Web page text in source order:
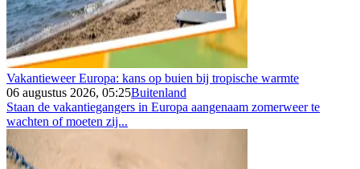
Vakantieweer Europa: kans op buien bij tropische warmte
06 augustus 2026, 05:25Buitenland
Staan de vakantiegangers in Europa aangenaam zomerweer te
wachten of moeten zij...